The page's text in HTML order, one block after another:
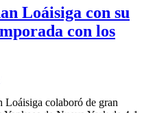
Loáisiga con su
con los
Loáisiga colaboró de gran